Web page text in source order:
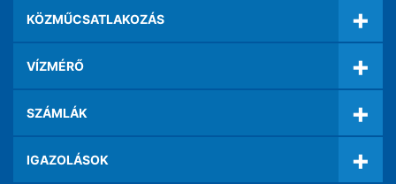
KÖZMŰCSATLAKOZÁS +
VÍZMÉRŐ +
SZÁMLÁK +
IGAZOLÁSOK +